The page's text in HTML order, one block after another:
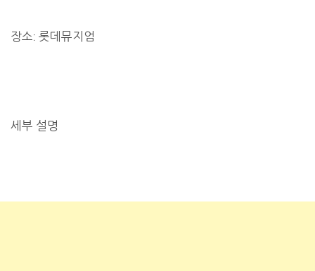
장소: 롯데뮤지엄
세부 설명